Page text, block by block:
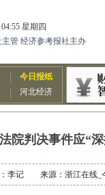
院判决事件应“
李记 来源：浙江在线_